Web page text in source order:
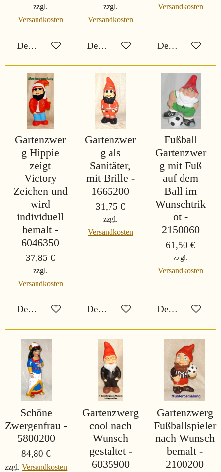
zzgl.
Versandkosten
Details anzeigen
zzgl.
Versandkosten
Details anzeigen
Versandkosten
Details anzeigen
Gartenzwer
g Hippie
zeigt
Victory
Zeichen und
wird
individuell
bemalt -
6046350
37,85 €
zzgl.
Versandkosten
Details anzeigen
Gartenzwer
g als
Sanitäter,
mit Brille -
1665200
31,75 €
zzgl.
Versandkosten
Details anzeigen
Fußball
Gartenzwer
g mit Fuß
auf dem
Ball im
Wunschtrik
ot -
2150060
61,50 €
zzgl.
Versandkosten
Details anzeigen
Schöne
Zwergenfrau -
5800200
84,80 €
zzgl.Versandkosten
Gartenzwerg
cool nach
Wunsch
gestaltet -
6035900
Gartenzwerg
Fußballspieler
nach Wunsch
bemalt -
2100200